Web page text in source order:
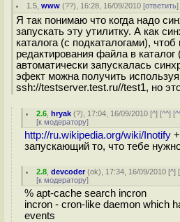
1.5 ,www (??), 16:28, 16/09/2010 [ответить
Я так понимаю что когда надо
запускать эту утилитку. А как
каталога (с подкаталогами),
редактирования файла в каталог
автоматически запускалась
эфект можна получить
ssh://testserver.test.ru//test1, но
2.6 ,hryak (?), 17:04, 16/09/2010 [^] [^^] [
[к модератору]
http://ru.wikipedia.org/wiki/Inotify
запускающий то, что тебе
2.8 ,devcoder(ok), 17:34, 16/09/2010 [^] [
[к модератору]
% apt-cache search incron
incron - cron-like daemon which
events